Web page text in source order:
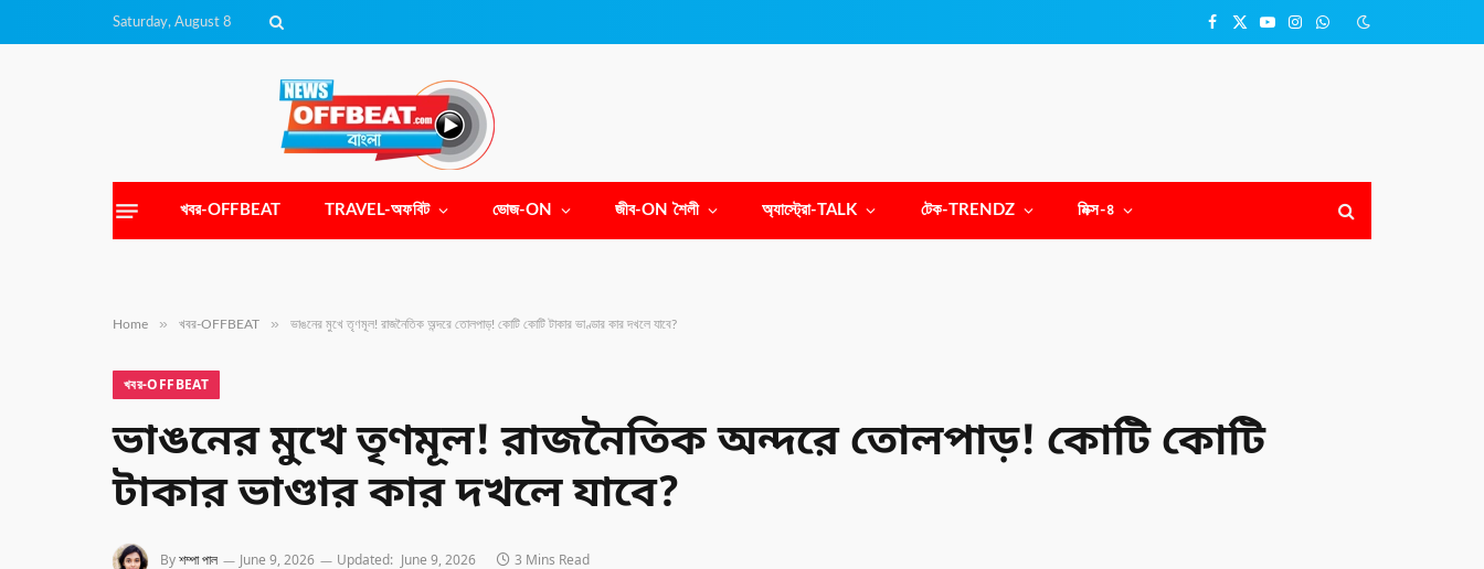
Saturday, August 8
Facebook
X
YouTubeInstagram
WhatsApp
খবর-OFFBEAT TRAVEL-অফবিট ভোজ-ON জীব-ON শৈলী অ্যাস্ট্রো-TALK টেক-TRENDZ মিক্স-৪
Home » খবর-OFFBEAT » ভাঙনের মুখে তৃণমূল! রাজনৈতিক অন্দরে তোলপাড়! কোটি কোটি টাকার ভাণ্ডার কার দখলে যাবে?
খবর-OFFBEAT
ভাঙনের মুখে তৃণমূল! রাজনৈতিক অন্দরে তোলপাড়! কোটি কোটি
টাকার ভাণ্ডার কার দখলে যাবে?
Byশম্পা পাল June 9, 2026 Updated: June 9, 2026 3 Mins Read